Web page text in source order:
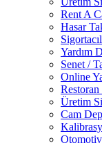
Rent A
Hasar
Yardım
Senet /
Online
Üretim
Cam